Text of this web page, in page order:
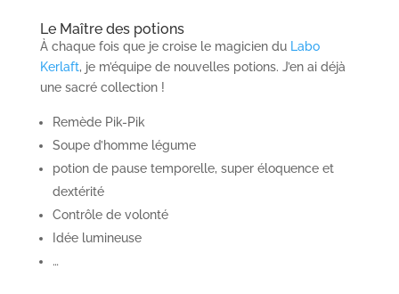
Le Maître des potions
À chaque fois que je croise le magicien du Labo
Kerlaft, je m’équipe de nouvelles potions. J’en ai déjà
une sacré collection !
Remède Pik-Pik
Soupe d’homme légume
potion de pause temporelle, super éloquence et
dextérité
Contrôle de volonté
Idée lumineuse
…